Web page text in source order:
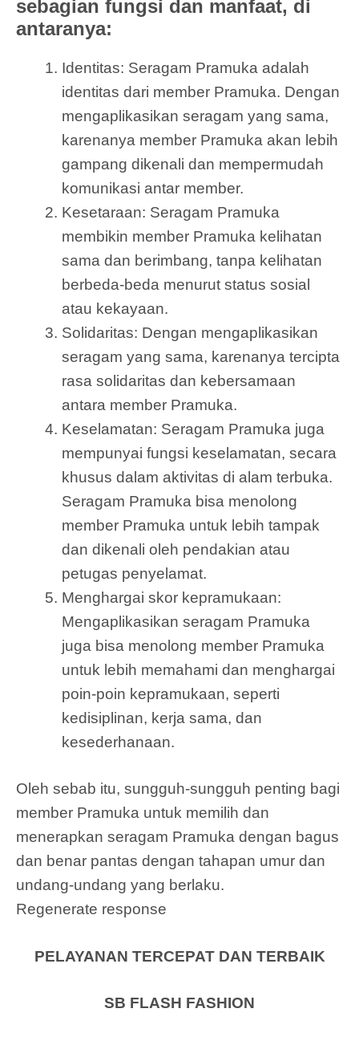
sebagian fungsi dan manfaat, di
antaranya:
Identitas: Seragam Pramuka adalah
identitas dari member Pramuka. Dengan
mengaplikasikan seragam yang sama,
karenanya member Pramuka akan lebih
gampang dikenali dan mempermudah
komunikasi antar member.
Kesetaraan: Seragam Pramuka
membikin member Pramuka kelihatan
sama dan berimbang, tanpa kelihatan
berbeda-beda menurut status sosial
atau kekayaan.
Solidaritas: Dengan mengaplikasikan
seragam yang sama, karenanya tercipta
rasa solidaritas dan kebersamaan
antara member Pramuka.
Keselamatan: Seragam Pramuka juga
mempunyai fungsi keselamatan, secara
khusus dalam aktivitas di alam terbuka.
Seragam Pramuka bisa menolong
member Pramuka untuk lebih tampak
dan dikenali oleh pendakian atau
petugas penyelamat.
Menghargai skor kepramukaan:
Mengaplikasikan seragam Pramuka
juga bisa menolong member Pramuka
untuk lebih memahami dan menghargai
poin-poin kepramukaan, seperti
kedisiplinan, kerja sama, dan
kesederhanaan.
Oleh sebab itu, sungguh-sungguh penting bagi
member Pramuka untuk memilih dan
menerapkan seragam Pramuka dengan bagus
dan benar pantas dengan tahapan umur dan
undang-undang yang berlaku.
Regenerate response
PELAYANAN TERCEPAT DAN TERBAIK
SB FLASH FASHION